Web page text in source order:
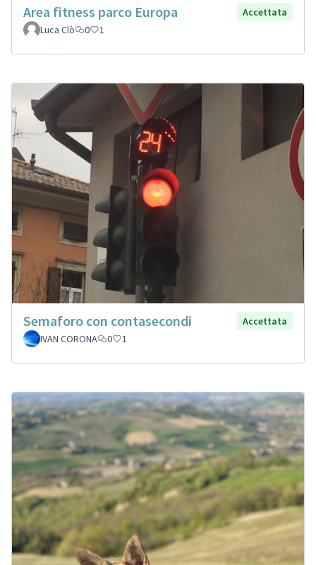
Area fitness parco Europa
Accettata
Luca Clò
0 1
Semaforo con contasecondi
Accettata
IVAN CORONA
0 1